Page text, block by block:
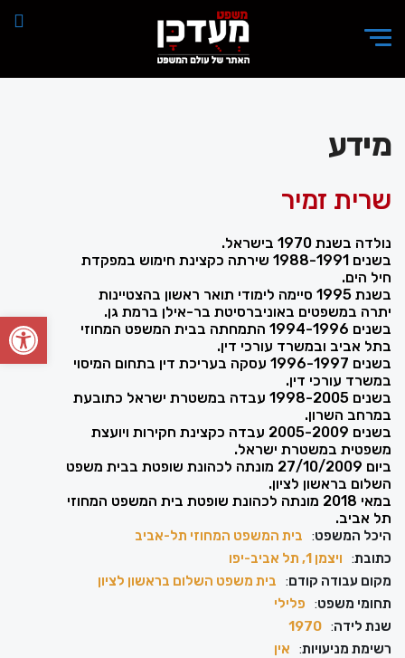
פתח
מידע
שרית זמיר
נולדה בשנת 1970 בישראל.
בשנים 1988-1991 שירתה כקצינת חימוש במפקדת
חיל הים.
בשנת 1995 סיימה לימודי תואר ראשון בהצטיינות
יתרה במשפטים באוניברסיטת בר-אילן ברמת גן.
בשנים 1994-1996 התמחתה בבית המשפט המחוזי
בתל אביב ובמשרד עורכי דין.
בשנים 1996-1997 עסקה בעריכת דין בתחום המיסוי
במשרד עורכי דין.
בשנים 1998-2005 עבדה במשטרת ישראל כתובעת
במרחב השרון.
בשנים 2005-2009 עבדה כקצינת חקירות ויועצת
משפטית במשטרת ישראל.
ביום 27/10/2009 מונתה לכהונת שופטת בבית משפט
השלום בראשון לציון.
במאי 2018 מונתה לכהונת שופטת בית המשפט המחוזי
תל אביב.
היכל המשפט:
בית המשפט המחוזי תל-אביב
כתובת:
ויצמן‬ 1, תל אביב-יפו
מקום עבודה קודם:
בית משפט השלום בראשון לציון
תחומי משפט:
פלילי
שנת לידה:
1970
רשימת מניעויות:
אין